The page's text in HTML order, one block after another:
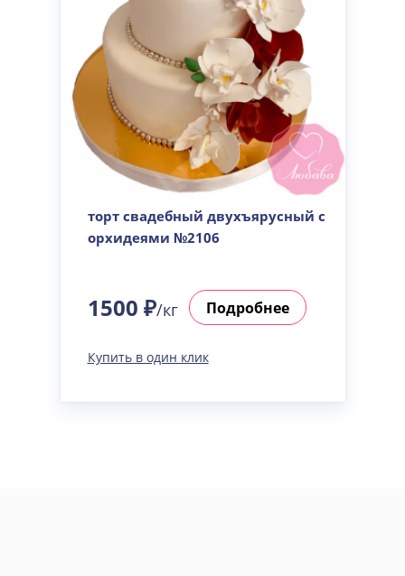
торт свадебный двухъярусный с
орхидеями №2106
1500 ₽/кг Подробнее
Купить в один клик